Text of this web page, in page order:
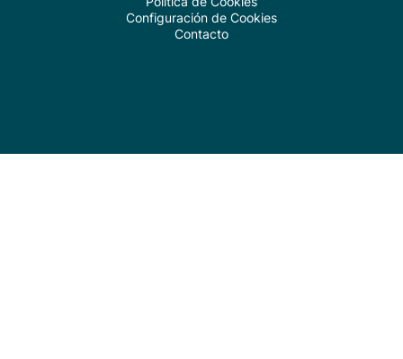
Configuración de Cookies
Contacto